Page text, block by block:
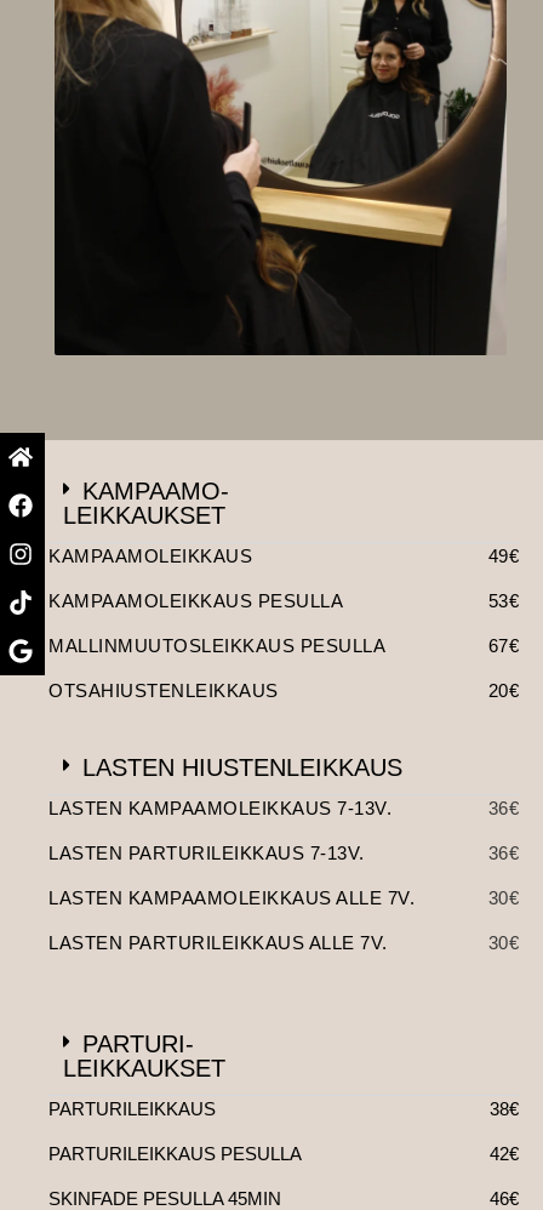
KAMPAAMO-
LEIKKAUKSET
KAMPAAMOLEIKKAUS 49€
KAMPAAMOLEIKKAUS PESULLA 53€
MALLINMUUTOSLEIKKAUS PESULLA 67€
OTSAHIUSTENLEIKKAUS 20€
LASTEN HIUSTENLEIKKAUS
LASTEN KAMPAAMOLEIKKAUS 7-13V. 36€
LASTEN PARTURILEIKKAUS 7-13V. 36€
LASTEN KAMPAAMOLEIKKAUS ALLE 7V. 30€
LASTEN PARTURILEIKKAUS ALLE 7V. 30€
PARTURI-
LEIKKAUKSET
PARTURILEIKKAUS 38€
PARTURILEIKKAUS PESULLA 42€
SKINFADE PESULLA 45MIN 46€